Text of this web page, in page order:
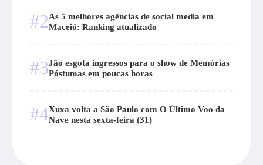
#2As 5 melhores agências de social media em
Maceió: Ranking atualizado
#3Jão esgota ingressos para o show de Memórias
Póstumas em poucas horas
#4Xuxa volta a São Paulo com O Último Voo da
Nave nesta sexta-feira (31)